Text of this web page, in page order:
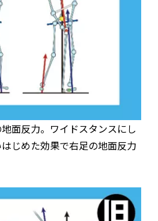
面反力。ワイドスタンスにし
じめた効果で右足の地面反力